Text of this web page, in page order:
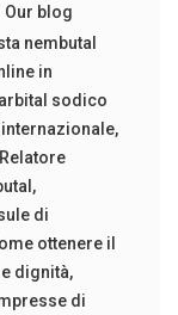
Our blog
nembutal
in
sodico
,
,
di
ottenere il
dignità,
di